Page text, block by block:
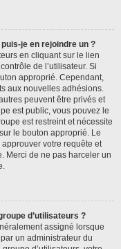
je en rejoindre un ?
en cliquant sur le lien
de l’utilisateur. Si
approprié. Cependant,
aux nouvelles adhésions.
peuvent être privés et
est public, vous pouvez le
est restreint et nécessite
le bouton approprié. Le
votre requête et
Merci de ne pas harceler un
d’utilisateurs ?
assigné lorsque
un administrateur du